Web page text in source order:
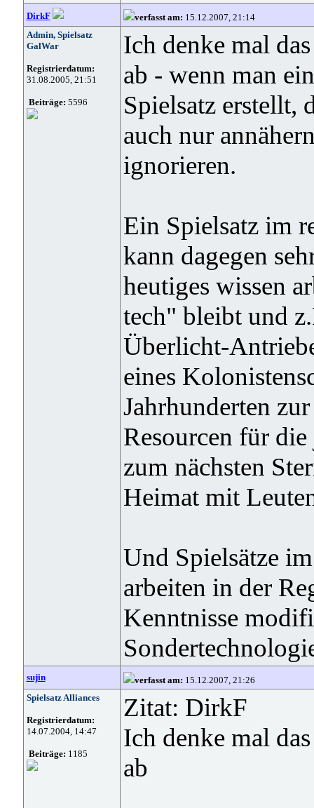
DirkF verfasst am: 15.12.2007, 21:14
Admin, Spielsatz
GalWar
Registrierdatum:
31.08.2005, 21:51
Beiträge: 5596
Ich denke mal
ab - wenn man
Spielsatz erstellt,
auch nur
ignorieren.
Ein Spielsatz im
kann dagegen
heutiges wissen
tech" bleibt und
Überlicht-
eines
Jahrhunderten
Resourcen für
zum nächsten
Heimat mit
Und Spielsätze
arbeiten in der
Kenntnisse
sujin verfasst am: 15.12.2007, 21:26
Spielsatz Alliances
Registrierdatum:
14.07.2004, 14:47
Beiträge: 1185
Zitat: DirkF
Ich denke mal
ab